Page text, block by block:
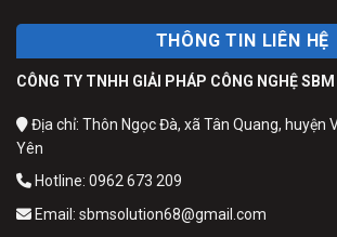
THÔNG TIN LIÊN HỆ
CÔNG TY TNHH GIẢI PHÁP CÔNG NGHỆ SBM
Địa chỉ: Thôn Ngọc Đà, xã Tân Quang, huyện
Yên
Hotline: 0962 673 209
Email: sbmsolution68@gmail.com